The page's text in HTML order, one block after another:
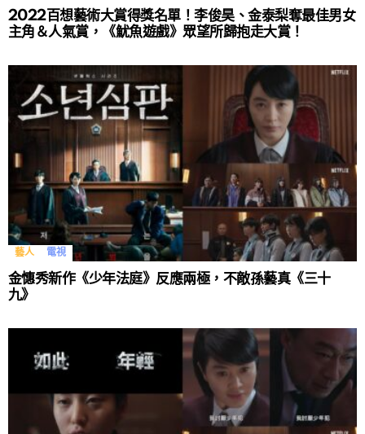
2022百想藝術大賞得獎名單！李俊昊、金泰梨奪最佳男女
主角＆人氣賞，《魷魚遊戲》眾望所歸抱走大賞！
藝人 電視
金憓秀新作《少年法庭》反應兩極，不敵孫藝真《三十
九》